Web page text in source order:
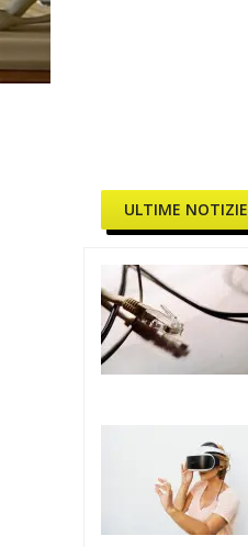
ULTIME NOTIZIE